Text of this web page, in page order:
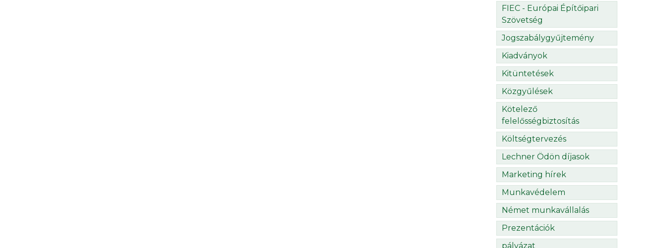
FIEC - Európai Építőipari
Szövetség
Jogszabálygyűjtemény
Kiadványok
Kitüntetések
Közgyűlések
Kötelező
felelősségbiztosítás
Költségtervezés
Lechner Ödön díjasok
Marketing hírek
Munkavédelem
Német munkavállalás
Prezentációk
pályázat